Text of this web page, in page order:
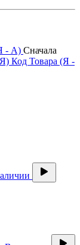
- А) Сначала
Код Товара (Я -